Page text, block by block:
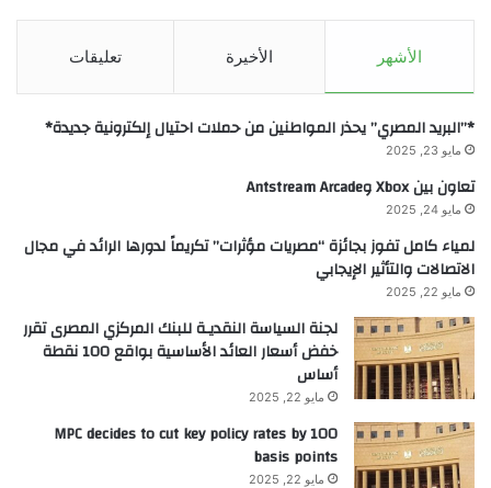
الأشهر الأخيرة تعليقات
*”البريد المصري” يحذر المواطنين من حملات احتيال إلكترونية جديدة*
مايو 23, 2025
تعاون بين Xbox وAntstream Arcade
مايو 24, 2025
لمياء كامل تفوز بجائزة “مصريات مؤثرات” تكريماً لدورها الرائد في مجال
الاتصالات والتأثير الإيجابي
مايو 22, 2025
لجنة السياسة النقديـة للبنك المركزي المصرى تقرر
خفض أسعار العائد الأساسية بواقع 100 نقطة
أساس
مايو 22, 2025
MPC decides to cut key policy rates by 100
basis points
مايو 22, 2025